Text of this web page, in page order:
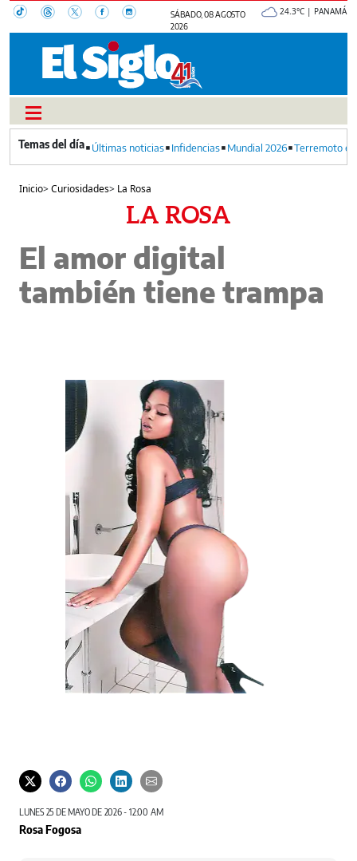
SÁBADO, 08 AGOSTO
2026
24.3°C | PANAMÁ
Últimas noticias Infidencias Mundial 2026 Terremoto
Inicio>Curiosidades> La Rosa
LA ROSA
El amor digital
también tiene trampa
LUNES 25 DE MAYO DE 2026 - 12:00 AM
Rosa Fogosa